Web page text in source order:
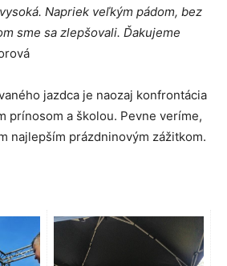
Napriek veľkým pádom, bez
sme sa zlepšovali. Ďakujeme
jazdca je naozaj konfrontácia
prínosom a školou. Pevne veríme,
najlepším prázdninovým zážitkom.